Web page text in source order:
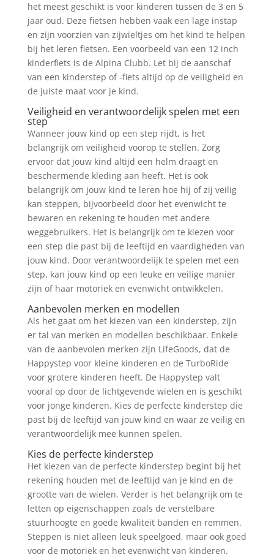
het meest geschikt is voor kinderen tussen de 3 en 5
jaar oud. Deze fietsen hebben vaak een lage instap
en zijn voorzien van zijwieltjes om het kind te helpen
bij het leren fietsen. Een voorbeeld van een 12 inch
kinderfiets is de Alpina Clubb. Let bij de aanschaf
van een kinderstep of -fiets altijd op de veiligheid en
de juiste maat voor je kind.
Veiligheid en verantwoordelijk spelen met een
step
Wanneer jouw kind op een step rijdt, is het
belangrijk om veiligheid voorop te stellen. Zorg
ervoor dat jouw kind altijd een helm draagt en
beschermende kleding aan heeft. Het is ook
belangrijk om jouw kind te leren hoe hij of zij veilig
kan steppen, bijvoorbeeld door het evenwicht te
bewaren en rekening te houden met andere
weggebruikers. Het is belangrijk om te kiezen voor
een step die past bij de leeftijd en vaardigheden van
jouw kind. Door verantwoordelijk te spelen met een
step, kan jouw kind op een leuke en veilige manier
zijn of haar motoriek en evenwicht ontwikkelen.
Aanbevolen merken en modellen
Als het gaat om het kiezen van een kinderstep, zijn
er tal van merken en modellen beschikbaar. Enkele
van de aanbevolen merken zijn LifeGoods, dat de
Happystep voor kleine kinderen en de TurboRide
voor grotere kinderen heeft. De Happystep valt
vooral op door de lichtgevende wielen en is geschikt
voor jonge kinderen. Kies de perfecte kinderstep die
past bij de leeftijd van jouw kind en waar ze veilig en
verantwoordelijk mee kunnen spelen.
Kies de perfecte kinderstep
Het kiezen van de perfecte kinderstep begint bij het
rekening houden met de leeftijd van je kind en de
grootte van de wielen. Verder is het belangrijk om te
letten op eigenschappen zoals de verstelbare
stuurhoogte en goede kwaliteit banden en remmen.
Steppen is niet alleen leuk speelgoed, maar ook goed
voor de motoriek en het evenwicht van kinderen.